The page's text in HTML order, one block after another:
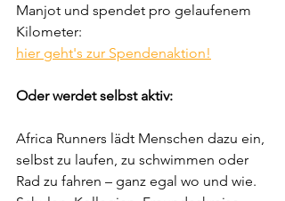
Manjot und spendet pro gelaufenem
Kilometer:
hier geht's zur Spendenaktion!
Oder werdet selbst aktiv:
Africa Runners lädt Menschen dazu ein,
selbst zu laufen, zu schwimmen oder
Rad zu fahren – ganz egal wo und wie.